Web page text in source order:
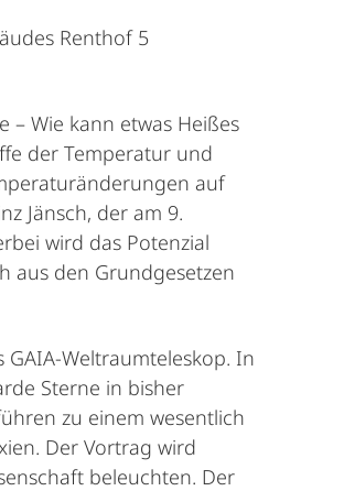
Renthof 5
– Wie kann etwas Heißes
der Temperatur und
auf
Jänsch, der am 9.
wird das Potenzial
aus den Grundgesetzen
Weltraumteleskop. In
Sterne in bisher
zu einem wesentlich
Der Vortrag wird
beleuchten. Der